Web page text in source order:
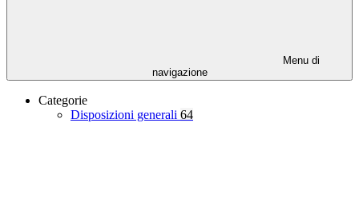
Menu di
navigazione
Categorie
Disposizioni generali 64